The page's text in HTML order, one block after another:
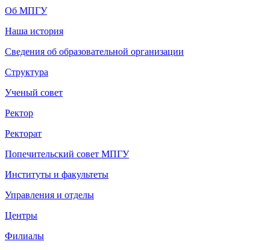
Об МПГУ
Наша история
Сведения об образовательной организации
Структура
Ученый совет
Ректор
Ректорат
Попечительский совет МПГУ
Институты и факультеты
Управления и отделы
Центры
Филиалы